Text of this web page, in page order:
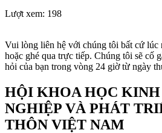
Lượt xem: 198
Vui lòng liên hệ với chúng tôi bất cứ lúc
hoặc ghé qua trực tiếp. Chúng tôi sẽ cố
hỏi của bạn trong vòng 24 giờ từ ngày
HỘI KHOA HỌC KINH
NGHIỆP VÀ PHÁT
THÔN VIỆT NAM